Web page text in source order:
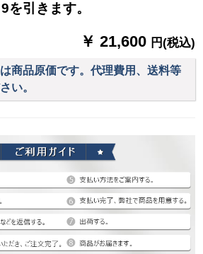
引きます。
￥ 21,600 円(税込)
商品原価です。代理費用、送料等
い。